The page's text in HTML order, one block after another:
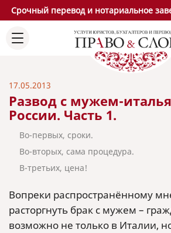
Срочный перевод и нотариальное
17.05.2013
Развод с мужем-
России. Часть 1.
Во-первых, сроки.
Во-вторых, сама процедура.
В-третьих, цена!
Вопреки распространённому
расторгнуть брак с мужем –
возможно не только в Италии,